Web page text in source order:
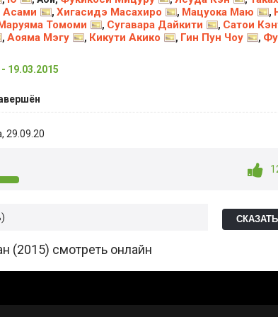
Асами , Хигасидэ Масахиро , Мацуока Маю ,
Томоми , Сугавара Дайкити , Сатои
, Аояма Мэгу , Кикути Акико , Гин Пун Чоу ,
19.03.2015
, 29.09.20
(2015) смотреть онлайн